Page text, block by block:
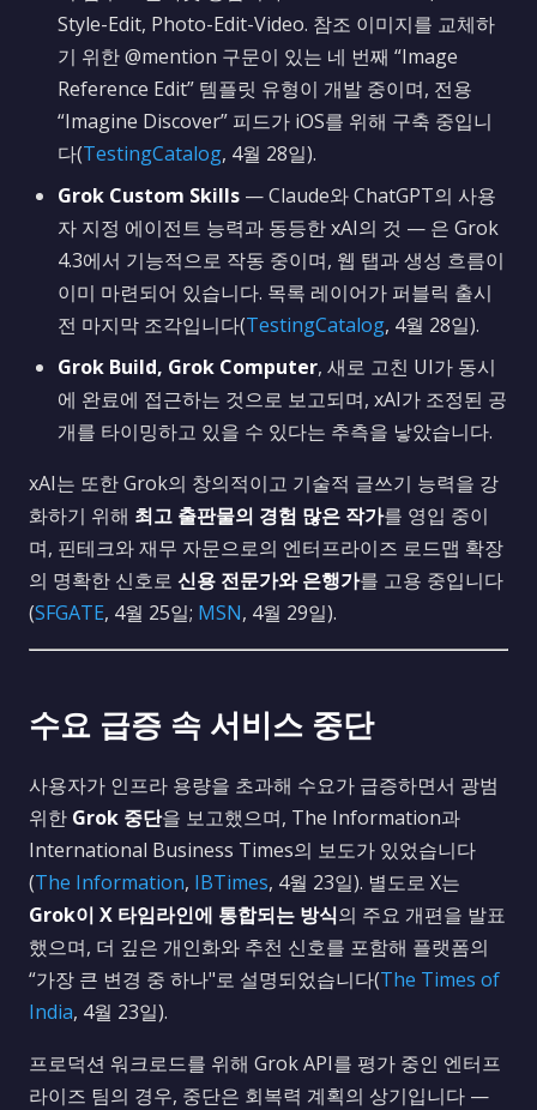
Style-Edit, Photo-Edit-Video. 참조 이미지를 교체하
기 위한 @mention 구문이 있는 네 번째 “Image
Reference Edit” 템플릿 유형이 개발 중이며, 전용
“Imagine Discover” 피드가 iOS를 위해 구축 중입니
다(TestingCatalog, 4월 28일).
Grok Custom Skills — Claude와 ChatGPT의 사용
자 지정 에이전트 능력과 동등한 xAI의 것 — 은 Grok
4.3에서 기능적으로 작동 중이며, 웹 탭과 생성 흐름이
이미 마련되어 있습니다. 목록 레이어가 퍼블릭 출시
전 마지막 조각입니다(TestingCatalog, 4월 28일).
Grok Build, Grok Computer, 새로 고친 UI가 동시
에 완료에 접근하는 것으로 보고되며, xAI가 조정된 공
개를 타이밍하고 있을 수 있다는 추측을 낳았습니다.
xAI는 또한 Grok의 창의적이고 기술적 글쓰기 능력을 강
화하기 위해 최고 출판물의 경험 많은 작가를 영입 중이
며, 핀테크와 재무 자문으로의 엔터프라이즈 로드맵 확장
의 명확한 신호로 신용 전문가와 은행가를 고용 중입니다
(SFGATE, 4월 25일; MSN, 4월 29일).
수요 급증 속 서비스 중단
사용자가 인프라 용량을 초과해 수요가 급증하면서 광범
위한 Grok 중단을 보고했으며, The Information과
International Business Times의 보도가 있었습니다
(The Information, IBTimes, 4월 23일). 별도로 X는
Grok이 X 타임라인에 통합되는 방식의 주요 개편을 발표
했으며, 더 깊은 개인화와 추천 신호를 포함해 플랫폼의
“가장 큰 변경 중 하나"로 설명되었습니다(The Times of
India, 4월 23일).
프로덕션 워크로드를 위해 Grok API를 평가 중인 엔터프
라이즈 팀의 경우, 중단은 회복력 계획의 상기입니다 —